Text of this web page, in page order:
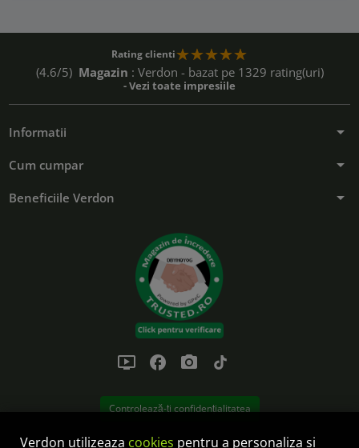
Rating clienti
(4.6/5) Magazin : Verdon - bazat pe 1329 rating(uri)
- Vezi toate impresiile
Informatii arrow_drop_down
Cum cumpar arrow_drop_down
Beneficiile Verdon arrow_drop_down
ondemand_video facebook photo_camera tiktok
Controlează-ți confidențialitatea
Verdon utilizeaza cookies pentru a personaliza si